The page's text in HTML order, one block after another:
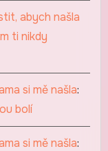
abych našla
ti nikdy
si mě našla:
bolí
si mě našla: